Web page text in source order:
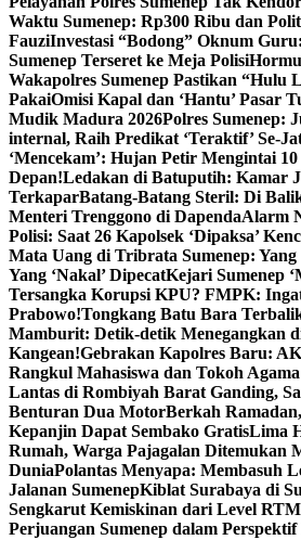
Waktu Sumenep: Rp300 Ribu dan
FauziInvestasi “Bodong” Oknum
Sumenep Terseret ke Meja Polisi
Wakapolres Sumenep Pastikan “Hulu
PakaiOmisi Kapal dan ‘Hantu’ Pasar
Mudik Madura 2026Polres Sumenep:
internal, Raih Predikat ‘Teraktif’ Se-
‘Mencekam’: Hujan Petir Mengintai
Depan!Ledakan di Batuputih: Kamar
TerkaparBatang-Batang Steril: Di
Menteri Trenggono di DapendaAlarm
Polisi: Saat 26 Kapolsek ‘Dipaksa’
Mata Uang di Tribrata Sumenep:
Yang ‘Nakal’ DipecatKejari Sumenep
Tersangka Korupsi KPU? FMPK:
Prabowo!Tongkang Batu Bara
Mamburit: Detik-detik Menegangkan
Kangean!Gebrakan Kapolres Baru:
Rangkul Mahasiswa dan Tokoh
Lantas di Rombiyah Barat Ganding,
Benturan Dua MotorBerkah
Kepanjin Dapat Sembako GratisLima
Rumah, Warga Pajagalan Ditemukan
DuniaPolantas Menyapa: Membasuh
Jalanan SumenepKiblat Surabaya di
Sengkarut Kemiskinan dari Level RT
Perjuangan Sumenep dalam